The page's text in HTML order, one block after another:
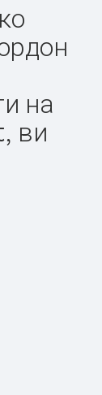
на
ви